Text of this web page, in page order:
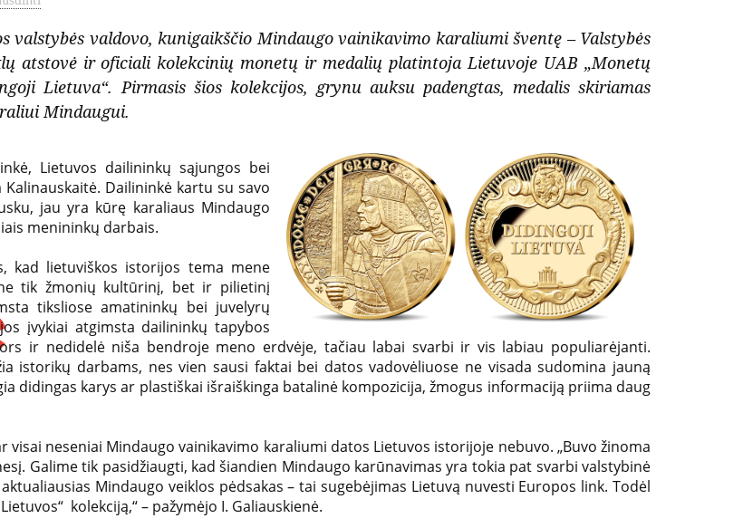
valstybės valdovo, kunigaikščio Mindaugo vainikavimo karaliumi šventę – Valstybės
atstovė ir oficiali kolekcinių monetų ir medalių platintoja Lietuvoje UAB „Monetų
Lietuva“. Pirmasis šios kolekcijos, grynu auksu padengtas, medalis skiriamas
Mindaugui.
Lietuvos dailininkų sąjungos bei
Dailininkė kartu su savo
jau yra kūrę karaliaus Mindaugo
menininkų darbais.
kad lietuviškos istorijos tema mene
tik žmonių kultūrinį, bet ir pilietinį
tiksliose amatininkų bei juvelyrų
įvykiai atgimsta dailininkų tapybos
ir nedidelė niša bendroje meno erdvėje, tačiau labai svarbi ir vis labiau populiarėjanti.
istorikų darbams, nes vien sausi faktai bei datos vadovėliuose ne visada sudomina jauną
didingas karys ar plastiškai išraiškinga batalinė kompozicija, žmogus informaciją priima daug
visai neseniai Mindaugo vainikavimo karaliumi datos Lietuvos istorijoje nebuvo. „Buvo žinoma
Galime tik pasidžiaugti, kad šiandien Mindaugo karūnavimas yra tokia pat svarbi valstybinė
Mindaugo veiklos pėdsakas – tai sugebėjimas Lietuvą nuvesti Europos link. Todėl
kolekciją,“ – pažymėjo I. Galiauskienė.